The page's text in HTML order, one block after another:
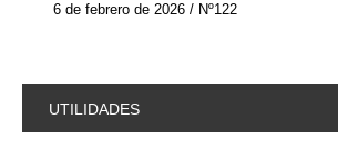
6 de febrero de 2026 / Nº122
UTILIDADES